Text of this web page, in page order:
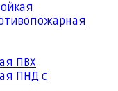
ПВХ
ПНД с